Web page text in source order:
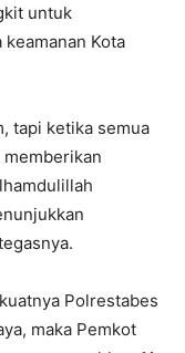
untuk
Kota
tapi ketika semua
Polrestabes
maka Pemkot